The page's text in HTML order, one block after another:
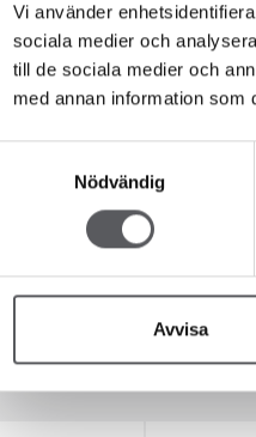
Vi använder
sociala medier och
till de sociala medier och
med annan information som
Nödvändig
Avvisa
VÅRA KUNDERS HUS (224)
Upplev fler
Enkla
kulörer och
mer